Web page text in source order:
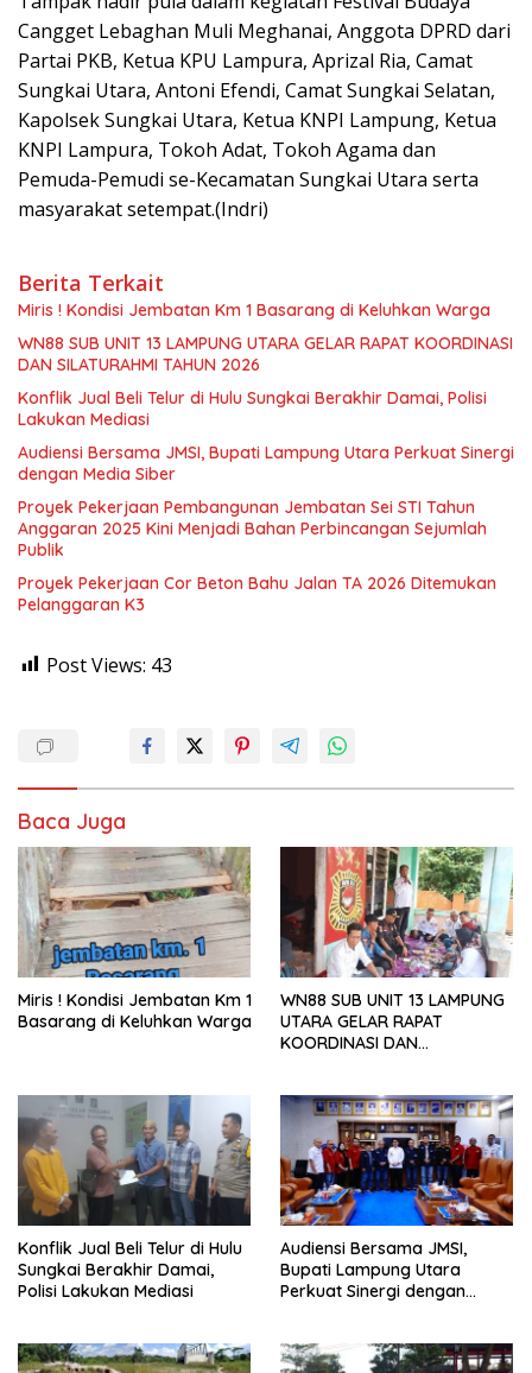
Cangget Lebaghan Muli Meghanai, Anggota DPRD dari
Partai PKB, Ketua KPU Lampura, Aprizal Ria, Camat
Sungkai Utara, Antoni Efendi, Camat Sungkai Selatan,
Kapolsek Sungkai Utara, Ketua KNPI Lampung, Ketua
KNPI Lampura, Tokoh Adat, Tokoh Agama dan
Pemuda-Pemudi se-Kecamatan Sungkai Utara serta
masyarakat setempat.(Indri)
Berita Terkait
Miris ! Kondisi Jembatan Km 1 Basarang di Keluhkan Warga
WN88 SUB UNIT 13 LAMPUNG UTARA GELAR RAPAT KOORDINASI
DAN SILATURAHMI TAHUN 2026
Konflik Jual Beli Telur di Hulu Sungkai Berakhir Damai, Polisi
Lakukan Mediasi
Audiensi Bersama JMSI, Bupati Lampung Utara Perkuat Sinergi
dengan Media Siber
Proyek Pekerjaan Pembangunan Jembatan Sei STI Tahun
Anggaran 2025 Kini Menjadi Bahan Perbincangan Sejumlah
Publik
Proyek Pekerjaan Cor Beton Bahu Jalan TA 2026 Ditemukan
Pelanggaran K3
Post Views: 43
Baca Juga
Miris ! Kondisi Jembatan Km 1
Basarang di Keluhkan Warga
WN88 SUB UNIT 13 LAMPUNG
UTARA GELAR RAPAT
KOORDINASI DAN
Konflik Jual Beli Telur di Hulu
Sungkai Berakhir Damai,
Polisi Lakukan Mediasi
Audiensi Bersama JMSI,
Bupati Lampung Utara
Perkuat Sinergi dengan